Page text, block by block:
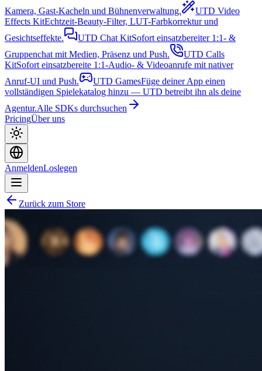
Kamera, Gast-Kacheln und Bühnenverwaltung.
UTD Video
Effects KitEchtzeit-Beauty-Filter, LUT-Farbkorrektur und
Gesichtseffekte.
UTD Chat KitSofort einsatzbereiter 1:1- &
Gruppenchat mit Medien, Präsenz und Push.
UTD Calls
KitSofort einsatzbereite 1:1-Audio- & Videoanrufe mit nativer
Anruf-UI und Push.
UTD GamesFüge deiner App einen
vollständigen Spielekatalog hinzu — UTD betreibt ihn als deine
Agentur.Alle SDKs durchsuchen
PricingÜber uns
AnmeldenLoslegen
Zurück zum Store